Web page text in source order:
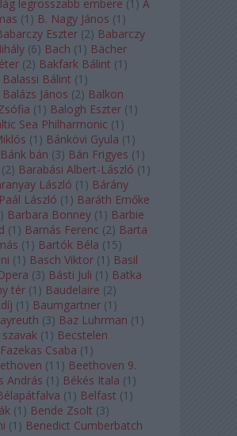
legrosszabb embere (1 ) A
(1 ) B. Nagy János (1 )
Eszter (2) Babarczy
(6) Bach (1 ) Bächer
(2) Bakfark Bálint (1 )
Balassi Bálint (1 )
Balázs János (2) Balkon
(1 ) Balogh Eszter (1 )
Sea Philharmonic (1 )
(1 ) Bánkövi Gyula (1 )
Bánk bán (3) Bán Frigyes (1 )
(2) Barabási Albert-László (1 )
László (1 ) Bárány
László (1 ) Baráth Emőke
) Barbara Bonney (1 ) Barbie
(1 ) Barnás Ferenc (2) Barta
(1 ) Bartók Béla (15)
(1 ) Basch Viktor (1 ) Basil
(3) Básti Juli (1 ) Batka
tér (1 ) Baudelaire (2)
(1 ) Baumgartner (1 )
(3) Baz Luhrman (1 )
(1 ) Becstelen
Csaba (1 )
(11 ) Beethoven 9.
András (1 ) Békés Itala (1 )
(1 ) Belfast (1 )
(1 ) Bende Zsolt (3)
(1 ) Benedict Cumberbatch